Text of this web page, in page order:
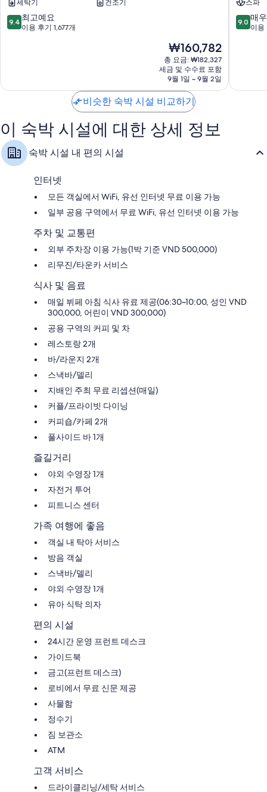
저자극성 침구 및 오리털 이불
수중안마 샤워기, 별도의 욕조/샤워 시설 및 비데
40인치 LCD TV - 넷플릭스, 스트리밍 서비스 및 디지털 TV 채널 이용
옷장 또는 벽장, 무료 티백/인스턴트 커피 및 전기 주전자
지
던
스
세탁기
건조기
10
점
최
요,
이
용
후
기
9.4 최고예요
이용 후기 1,677개
현
재
요
금
₩160,782
₩160,782
총 요금: ₩182,327
세금 및 수수료 포함
9월 1일 ~ 9월 2일
티
크
호
군
스파
10
점
매
개
9.0 매
이용
비슷한 숙박 시설 비교하기
이 숙박 시설에 대한 상세 정보
숙박 시설 내 편의 시설
인터넷
모든 객실에서 WiFi, 유선 인터넷 무료 이용 가능
일부 공용 구역에서 무료 WiFi, 유선 인터넷 이용 가능
주차 및 교통편
외부 주차장 이용 가능(1박 기준 VND 500,000)
리무진/타운카 서비스
식사 및 음료
매일 뷔페 아침 식사 유료 제공(06:30~10:00, 성인 VND
300,000, 어린이 VND 300,000)
공용 구역의 커피 및 차
레스토랑 2개
바/라운지 2개
스낵바/델리
지배인 주최 무료 리셉션(매일)
커플/프라이빗 다이닝
커피숍/카페 2개
풀사이드 바 1개
즐길거리
야외 수영장 1개
자전거 투어
피트니스 센터
가족 여행에 좋음
객실 내 탁아 서비스
방음 객실
스낵바/델리
야외 수영장 1개
유아 식탁 의자
편의 시설
24시간 운영 프런트 데스크
가이드북
금고(프런트 데스크)
로비에서 무료 신문 제공
사물함
정수기
짐 보관소
ATM
고객 서비스
드라이클리닝/세탁 서비스